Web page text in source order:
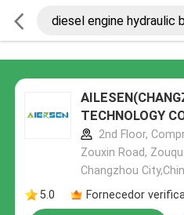
TECHNOLOGY
2nd Floor,
Zouxin Road,
Changzhou
5.0
Fornecedor